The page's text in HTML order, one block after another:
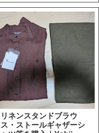
リネンスタンドブラウ
ス・ストールギャザーシ